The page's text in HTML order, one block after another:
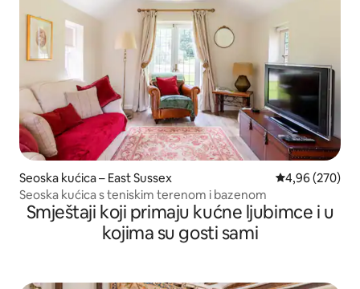
Seoska kućica – East Sussex Prosječna
4,96 (270)
Seoska kućica s teniskim terenom i bazenom
Smještaji koji primaju kućne ljubimce i u
kojima su gosti sami